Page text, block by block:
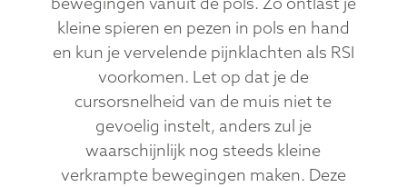
kleine spieren en pezen in pols en hand
en kun je vervelende pijnklachten als RSI
voorkomen. Let op dat je de
cursorsnelheid van de muis niet te
gevoelig instelt, anders zul je
waarschijnlijk nog steeds kleine
verkrampte bewegingen maken. Deze